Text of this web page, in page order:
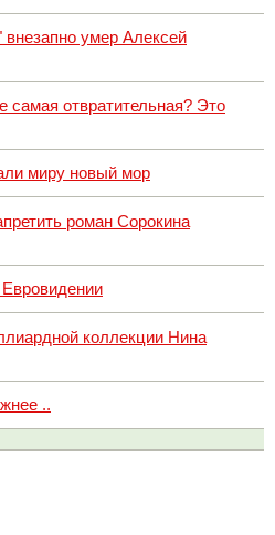
умер Алексей
самая отвратительная? Это
миру новый мор
роман Сорокина
коллекции Нина
..